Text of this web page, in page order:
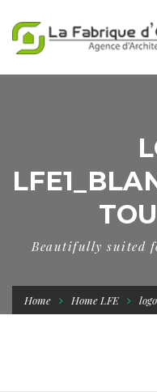
Beautifully suited
Home Home LFE